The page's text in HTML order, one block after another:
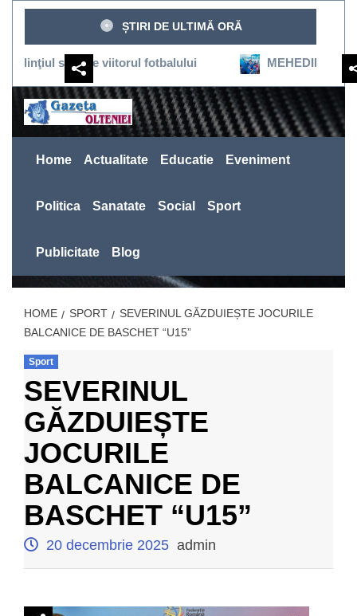
Sari
conținut
ȘTIRI DE ULTIMĂ ORĂ
susţine viitorul fotbalului
Home Actualitate Educatie Eveniment
Politica Sanatate Social Sport
Publicitate Blog
HOME SPORT
SEVERINUL GĂZDUIEȘTE JOCURILE
BALCANICE DE BASCHET “U15”
Sport
SEVERINUL
GĂZDUIEȘTE
JOCURILE
BALCANICE DE
BASCHET “U15”
20 decembrie 2025 admin